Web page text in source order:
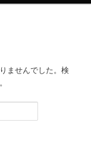
ませんでした。検